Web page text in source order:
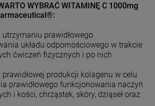
WYBRAĆ WITAMINĘ C 1000mg
utrzymaniu prawidłowego
układu odpornościowego w trakcie
ćwiczeń fizycznych i po nich
produkcji kolagenu w celu
prawidłowego funkcjonowania naczyń
i kości, chrząstek, skóry, dziąseł oraz